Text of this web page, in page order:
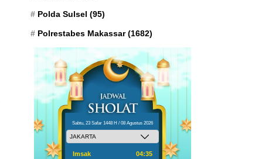
Polda Sulsel (95)
Polrestabes Makassar(1682)
Sabtu, 23 Safar 1448 H / 08 Agustus 2026
Imsak 04:35